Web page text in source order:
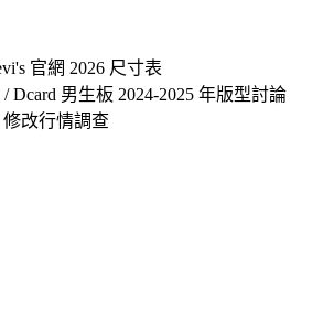
官網 2026 尺寸表
/ Dcard 男生板 2024-2025 年版型討論
修改行情調查